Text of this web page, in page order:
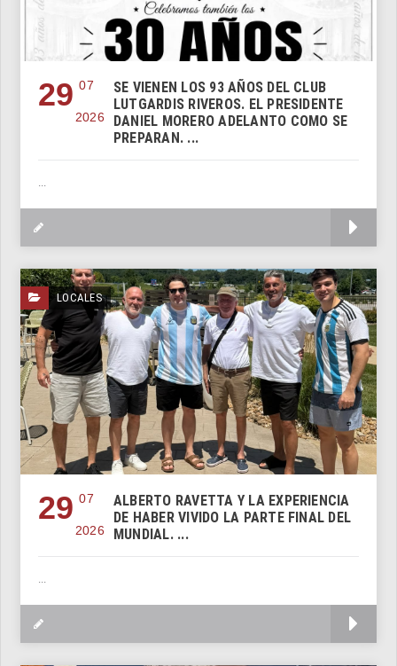
29 07
2026
SE VIENEN LOS 93 AÑOS DEL CLUB
LUTGARDIS RIVEROS. EL PRESIDENTE
DANIEL MORERO ADELANTO COMO SE
PREPARAN. ...
...
LOCALES
29 07
2026
ALBERTO RAVETTA Y LA EXPERIENCIA
DE HABER VIVIDO LA PARTE FINAL DEL
MUNDIAL. ...
...